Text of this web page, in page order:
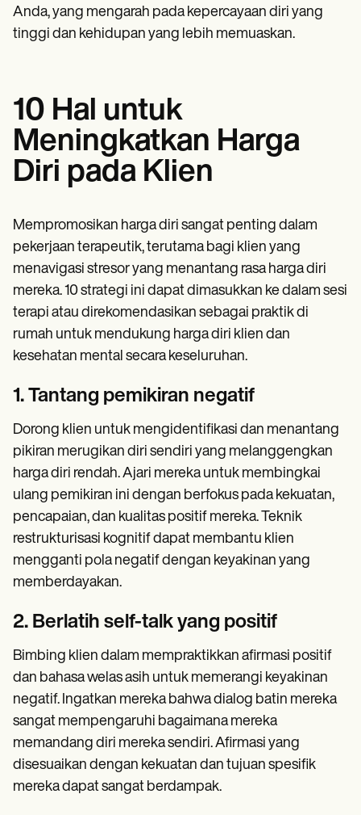
Anda, yang mengarah pada kepercayaan diri yang
tinggi dan kehidupan yang lebih memuaskan.
10 Hal untuk
Meningkatkan Harga
Diri pada Klien
Mempromosikan harga diri sangat penting dalam
pekerjaan terapeutik, terutama bagi klien yang
menavigasi stresor yang menantang rasa harga diri
mereka. 10 strategi ini dapat dimasukkan ke dalam sesi
terapi atau direkomendasikan sebagai praktik di
rumah untuk mendukung harga diri klien dan
kesehatan mental secara keseluruhan.
1. Tantang pemikiran negatif
Dorong klien untuk mengidentifikasi dan menantang
pikiran merugikan diri sendiri yang melanggengkan
harga diri rendah. Ajari mereka untuk membingkai
ulang pemikiran ini dengan berfokus pada kekuatan,
pencapaian, dan kualitas positif mereka. Teknik
restrukturisasi kognitif dapat membantu klien
mengganti pola negatif dengan keyakinan yang
memberdayakan.
2. Berlatih self-talk yang positif
Bimbing klien dalam mempraktikkan afirmasi positif
dan bahasa welas asih untuk memerangi keyakinan
negatif. Ingatkan mereka bahwa dialog batin mereka
sangat mempengaruhi bagaimana mereka
memandang diri mereka sendiri. Afirmasi yang
disesuaikan dengan kekuatan dan tujuan spesifik
mereka dapat sangat berdampak.